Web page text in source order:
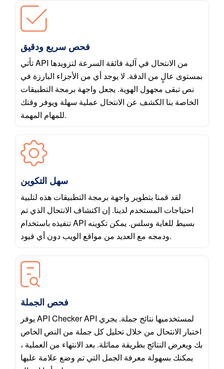
فحص سريع ودقيق
تأتي API من الانتحال في آلية فائقة السرعة لتزويدها
بمستوى عالٍ من الدقة. لا يوجد أي من الأجزاء البارزة في
نص تبقى مجهول الهوية. يجعل واجهة برمجة التطبيقات
الخاصة بنا الكشف عن الانتحال عملية سهلة ويوفر وقتك
للمهام المهمة.
سهل التكوين
لقد قمنا بتطوير واجهة برمجة التطبيقات هذه لتلبية
احتياجات المستخدم لدينا. إن اكتشاف الانتحال الذي تم
تنفيذه باستخدام API بسيط للغاية وسلس. يمكن تكوينه
ودمجه مع العديد من مواقع الويب دون أي قيود.
فحص الجملة
يوفر API Checker API لمستخدميها نتائج جملة. يجري
اختبار الانتحال من خلال تحليل كل جملة من النص الخاص
بك ويعرض النتائج بطريقة مماثلة. بعد الانتهاء من العملية ،
يمكنك بسهولة معرفة الجمل التي تم وضع علامة عليها